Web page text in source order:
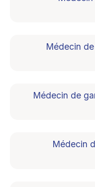
Médecin
Médecin de
Médecin